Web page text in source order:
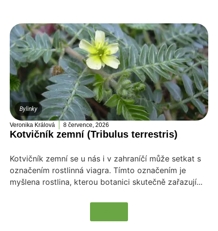
Bylinky
Veronika Králová 8 července, 2026
Kotvičník zemní (Tribulus terrestris)
Kotvičník zemní se u nás i v zahraníčí může setkat s
označením rostlinná viagra. Tímto označením je
myšlena rostlina, kterou botanici skutečně zařazují...